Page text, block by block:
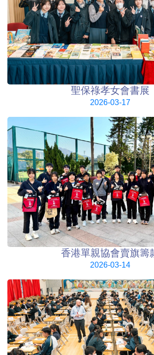
聖保祿孝女會書展
2026-03-17
香港單親協會賣旗籌
2026-03-14